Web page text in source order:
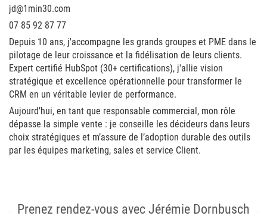
jd@1min30.com
07 85 92 87 77
Depuis 10 ans, j'accompagne les grands groupes et PME dans le
pilotage de leur croissance et la fidélisation de leurs clients.
Expert certifié HubSpot (30+ certifications), j'allie vision
stratégique et excellence opérationnelle pour transformer le
CRM en un véritable levier de performance.
Aujourd’hui, en tant que responsable commercial, mon rôle
dépasse la simple vente : je conseille les décideurs dans leurs
choix stratégiques et m’assure de l’adoption durable des outils
par les équipes marketing, sales et service Client.
Prenez rendez-vous avec Jérémie Dornbusch